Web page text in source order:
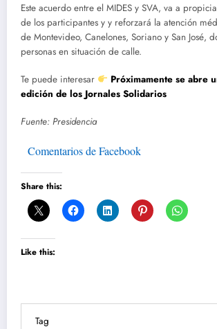
Este acuerdo entre el MIDES y SVA, va a
de los participantes y y reforzará la atención
de Montevideo, Canelones, Soriano y San José,
personas en situación de calle.
Te puede interesar
Próximamente se abre
edición de los Jornales Solidarios
Fuente: Presidencia
Comentarios de Facebook
Share this:
Like this:
Tag